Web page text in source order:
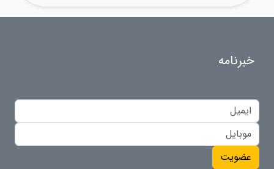
خبرنامه
عضویت